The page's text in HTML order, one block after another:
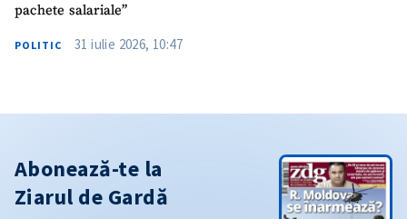
pachete salariale”
POLITIC 31 iulie 2026, 10:47
Abonează-te la
Ziarul de Gardă